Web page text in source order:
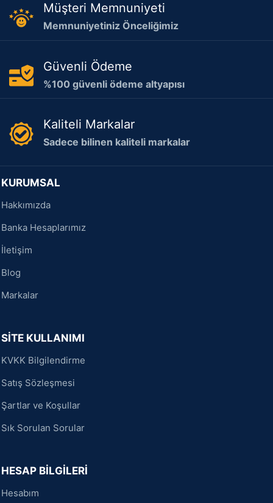
Müşteri Memnuniyeti
Memnuniyetiniz Önceliğimiz
Güvenli Ödeme
%100 güvenli ödeme altyapısı
Kaliteli Markalar
Sadece bilinen kaliteli markalar
KURUMSAL
Hakkımızda
Banka Hesaplarımız
İletişim
Blog
Markalar
SİTE KULLANIMI
KVKK Bilgilendirme
Satış Sözleşmesi
Şartlar ve Koşullar
Sık Sorulan Sorular
HESAP BİLGİLERİ
Hesabım